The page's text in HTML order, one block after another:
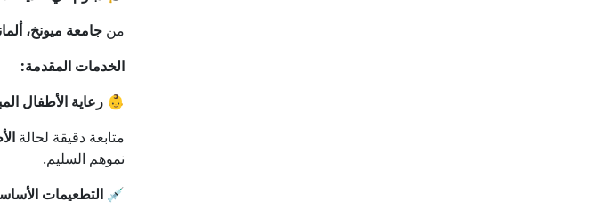
من جامعة ميونخ،
الخدمات المقدمة:
👶 رعاية الأطفال
متابعة دقيقة لحالة
نموهم السليم.
💉 التطعيمات